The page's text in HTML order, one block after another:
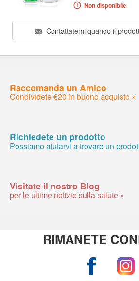
Non disponibile
Contattatemi quando il
Raccomanda un Amico
Condividete €20 in buono acquisto »
Richiedete un prodotto
Possiamo aiutarvi a trovare un
Visitate il nostro Blog
per le ultime notizie sulla salute »
RIMANETE